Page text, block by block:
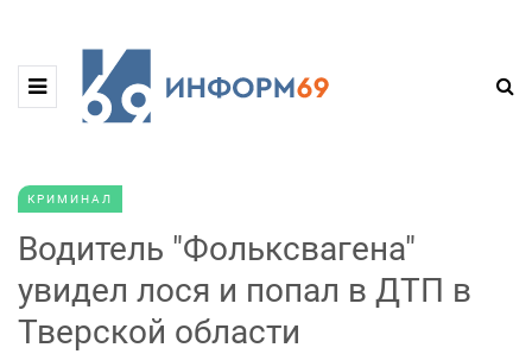
КРИМИНАЛ
Водитель "Фольксвагена"
увидел лося и попал в ДТП в
Тверской области